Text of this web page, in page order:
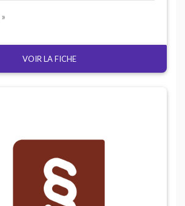
VOIR LA FICHE